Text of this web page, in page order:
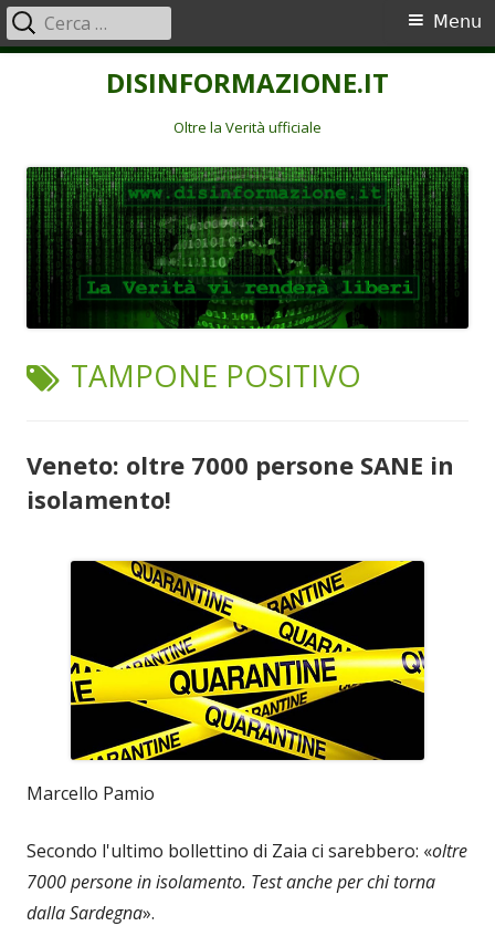
DISINFORMAZIONE.IT
Oltre la Verità ufficiale
Menu
principale
Menu
Ricerca
per:
TAG:
TAMPONE POSITIVO
Veneto: oltre 7000 persone SANE in
isolamento!
Marcello Pamio
Secondo l'ultimo bollettino di Zaia ci sarebbero: «oltre
7000 persone in isolamento. Test anche per chi torna
dalla Sardegna».